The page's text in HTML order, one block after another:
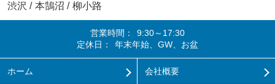
渋沢 / 本鵠沼 / 柳小路
営業時間：
9:30～17:30
定休日：
年末年始、GW、お盆
ホーム 会社概要